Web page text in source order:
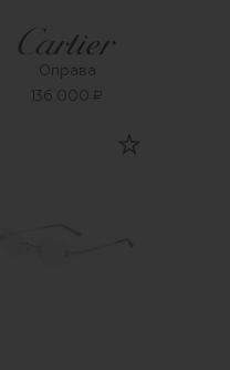
Оправа
136 000 ₽